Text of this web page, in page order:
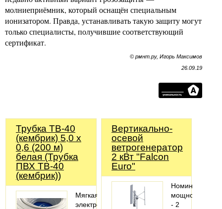
молниеприёмник, который оснащён специальным
ионизатором. Правда, устанавливать такую защиту могут
только специалисты, получившие соответствующий
сертификат.
© рмнт.ру, Игорь Максимов
26.09.19
Трубка ТВ-40
(кембрик) 5,0 х
0,6 (200 м)
белая (Трубка
ПВХ ТВ-40
(кембрик))
Мягкая
электроизоляционная
Вертикально-
осевой
ветрогенератор
2 кВт "Falcon
Euro"
Номинальная
мощность
- 2